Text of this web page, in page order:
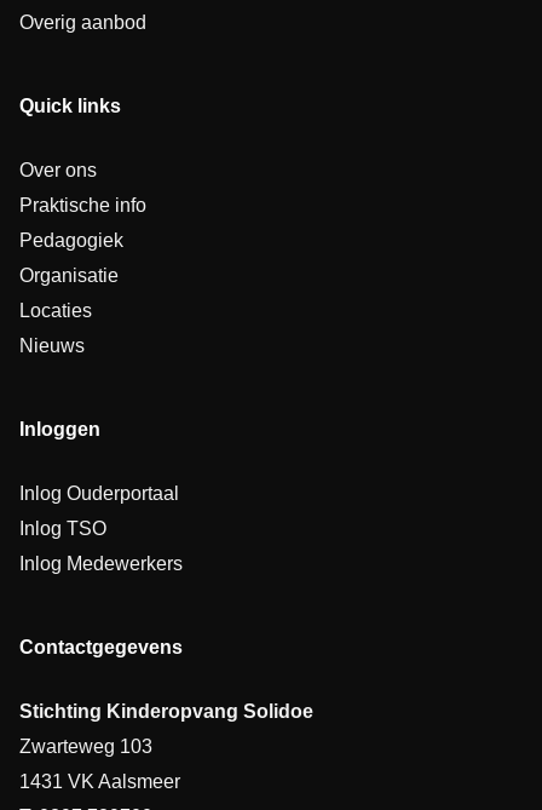
Overig aanbod
Quick links
Over ons
Praktische info
Pedagogiek
Organisatie
Locaties
Nieuws
Inloggen
Inlog Ouderportaal
Inlog TSO
Inlog Medewerkers
Contactgegevens
Stichting Kinderopvang Solidoe
Zwarteweg 103
1431 VK Aalsmeer